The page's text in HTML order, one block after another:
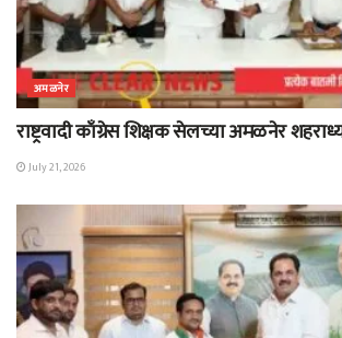
अमळनेर
राष्ट्रवादी काँग्रेस शिक्षक सेलच्या अमळनेर
July 21, 2026